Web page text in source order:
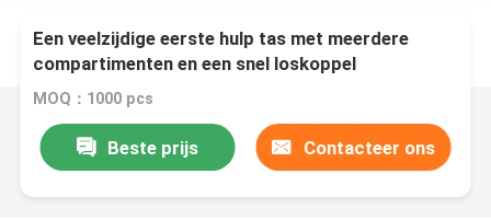
Een veelzijdige eerste hulp tas met meerdere
compartimenten en een snel loskoppel
MOQ：1000 pcs
Beste prijs Contacteer ons